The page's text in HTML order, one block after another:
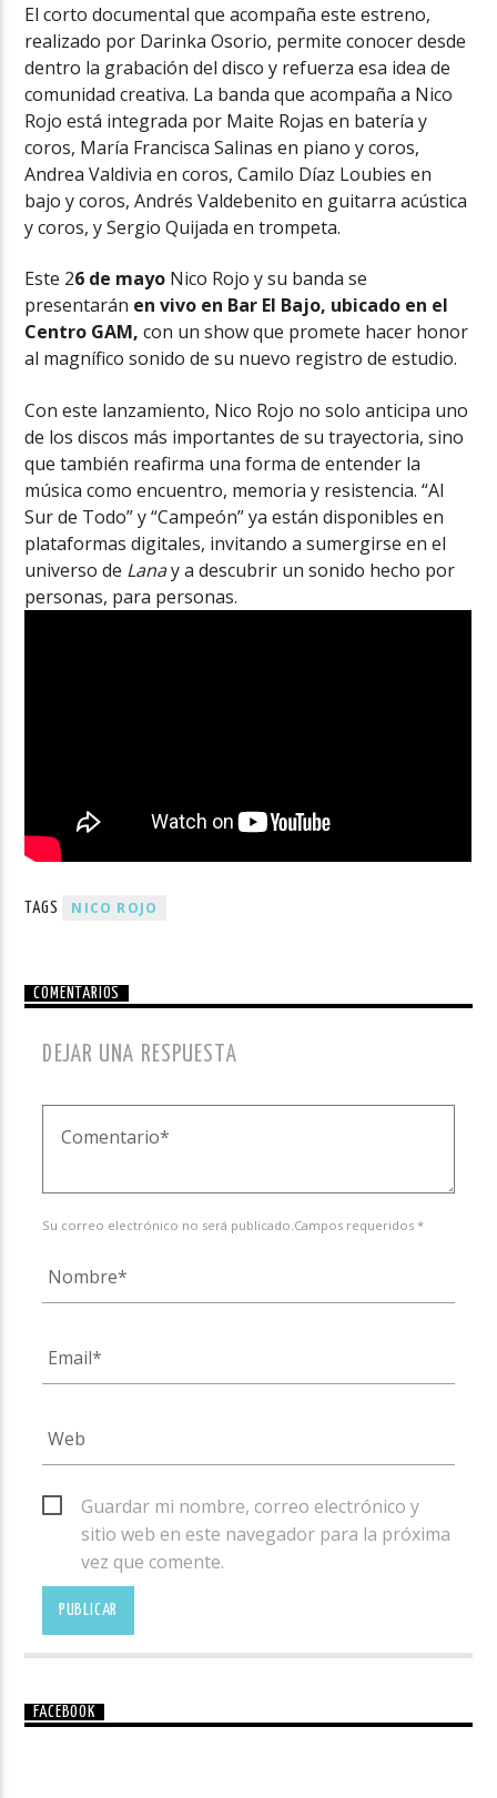
El corto documental que acompaña este estreno,
realizado por Darinka Osorio, permite conocer desde
dentro la grabación del disco y refuerza esa idea de
comunidad creativa. La banda que acompaña a Nico
Rojo está integrada por Maite Rojas en batería y
coros, María Francisca Salinas en piano y coros,
Andrea Valdivia en coros, Camilo Díaz Loubies en
bajo y coros, Andrés Valdebenito en guitarra acústica
y coros, y Sergio Quijada en trompeta.
Este 26 de mayo Nico Rojo y su banda se
presentarán en vivo en Bar El Bajo, ubicado en el
Centro GAM, con un show que promete hacer honor
al magnífico sonido de su nuevo registro de estudio.
Con este lanzamiento, Nico Rojo no solo anticipa uno
de los discos más importantes de su trayectoria, sino
que también reafirma una forma de entender la
música como encuentro, memoria y resistencia. “Al
Sur de Todo” y “Campeón” ya están disponibles en
plataformas digitales, invitando a sumergirse en el
universo de Lanay a descubrir un sonido hecho por
personas, para personas.
TAGS NICO ROJO
COMENTARIOS
DEJAR UNA RESPUESTA
Su correo electrónico no será publicado.Campos requeridos *
Guardar mi nombre, correo electrónico y
sitio web en este navegador para la próxima
vez que comente.
FACEBOOK